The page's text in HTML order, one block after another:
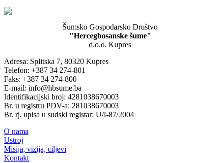
Šumsko Gospodarsko Društvo
"Hercegbosanske šume"
d.o.o. Kupres
Adresa: Splitska 7, 80320 Kupres
Telefon: +387 34 274-801
Faks: +387 34 274-800
E-mail: info@hbsume.ba
Identifikacijski broj: 4281038670003
Br. u registru PDV-a: 281038670003
Br. rj. upisa u sudski registar: U/I-87/2004
O nama
Ustroj
Misija, vizija, ciljevi
Kontakt